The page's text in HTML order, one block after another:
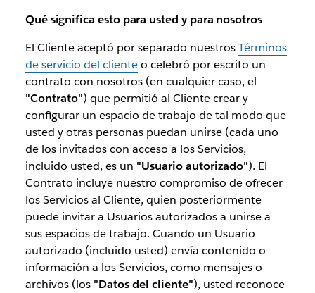
Qué significa esto para usted y para nosotros
El Cliente aceptó por separado nuestrosTérminos
de servicio del clienteo celebró por escrito un
contrato con nosotros (en cualquier caso, el
"Contrato") que permitió al Cliente crear y
configurar un espacio de trabajo de tal modo que
usted y otras personas puedan unirse (cada uno
de los invitados con acceso a los Servicios,
incluido usted, es un "Usuario autorizado"). El
Contrato incluye nuestro compromiso de ofrecer
los Servicios al Cliente, quien posteriormente
puede invitar a Usuarios autorizados a unirse a
sus espacios de trabajo. Cuando un Usuario
autorizado (incluido usted) envía contenido o
información a los Servicios, como mensajes o
archivos (los "Datos del cliente"), usted reconoce